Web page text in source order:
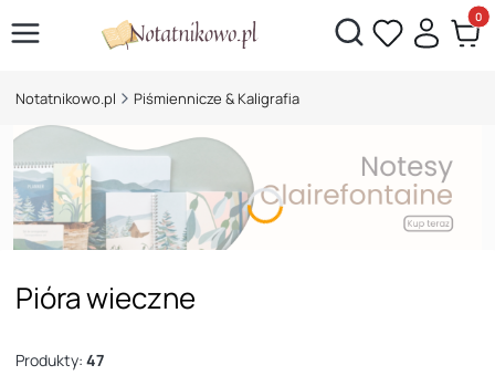
Otwórz wyszukiwarkę
Notatnikowo.pl Piśmiennicze & Kaligrafia
Pióra wieczne
Produkty: 47